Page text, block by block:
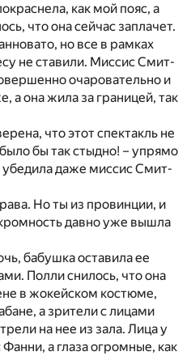
как мой пояс, а
что она сейчас заплачет.
но все в рамках
не ставили. Миссис Смит-
очаровательно и
а она жила за границей, так
что этот спектакль не
бы так стыдно! – упрямо
даже миссис Смит-
Но ты из провинции, и
давно уже вышла
бабушка оставила ее
Полли снилось, что она
в жокейском костюме,
а зрители с лицами
на нее из зала. Лица у
а глаза огромные, как